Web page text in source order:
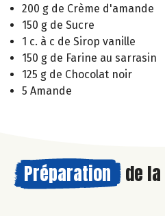
200 g de Crème d'amande
150 g de Sucre
1 c. à c de Sirop vanille
150 g de Farine au sarrasin
125 g de Chocolat noir
5 Amande
Préparation de la